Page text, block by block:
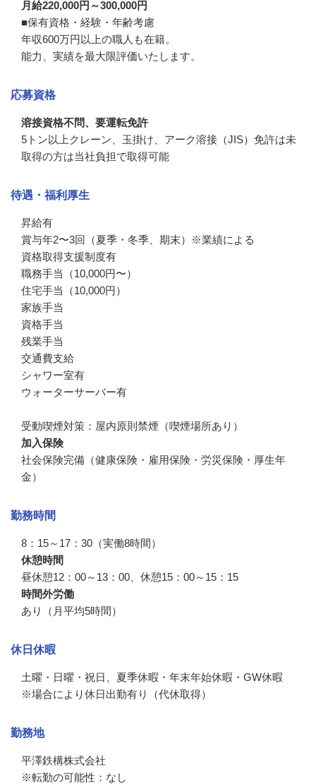
月給220,000円～300,000円
■保有資格・経験・年齢考慮
年収600万円以上の職人も在籍。
能力、実績を最大限評価いたします。
応募資格
溶接資格不問、要運転免許
5トン以上クレーン、玉掛け、アーク溶接（JIS）免許は未
取得の方は当社負担で取得可能
待遇・福利厚生
昇給有
賞与年2〜3回（夏季・冬季、期末）※業績による
資格取得支援制度有
職務手当（10,000円〜）
住宅手当（10,000円）
家族手当
資格手当
残業手当
交通費支給
シャワー室有
ウォーターサーバー有
受動喫煙対策：屋内原則禁煙（喫煙場所あり）
加入保険
社会保険完備（健康保険・雇用保険・労災保険・厚生年
金）
勤務時間
8：15～17：30（実働8時間）
休憩時間
昼休憩12：00～13：00、休憩15：00～15：15
時間外労働
あり（月平均5時間）
休日休暇
土曜・日曜・祝日、夏季休暇・年末年始休暇・GW休暇
※場合により休日出勤有り（代休取得）
勤務地
平澤鉄構株式会社
※転勤の可能性：なし